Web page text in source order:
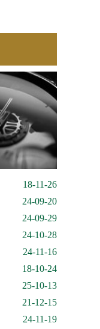
18-11-26
24-09-20
24-09-29
24-10-28
24-11-16
18-10-24
25-10-13
21-12-15
24-11-19